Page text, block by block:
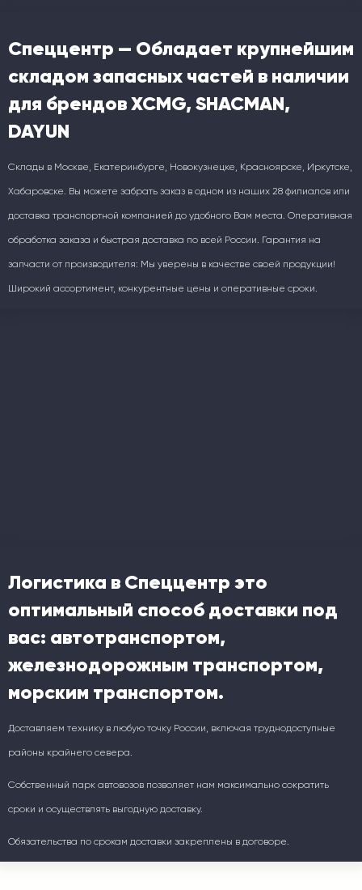
Спеццентр — Обладает крупнейшим
складом запасных частей в наличии
для брендов XCMG, SHACMAN,
DAYUN
Склады в Москве, Екатеринбурге, Новокузнецке, Красноярске, Иркутске,
Хабаровске. Вы можете забрать заказ в одном из наших 28 филиалов или
доставка транспортной компанией до удобного Вам места. Оперативная
обработка заказа и быстрая доставка по всей России. Гарантия на
запчасти от производителя: Мы уверены в качестве своей продукции!
Широкий ассортимент, конкурентные цены и оперативные сроки.
Логистика в Спеццентр это
оптимальный способ доставки под
вас: автотранспортом,
железнодорожным транспортом,
морским транспортом.
Доставляем технику в любую точку России, включая труднодоступные
районы крайнего севера.
Собственный парк автовозов позволяет нам максимально сократить
сроки и осуществлять выгодную доставку.
Обязательства по срокам доставки закреплены в договоре.